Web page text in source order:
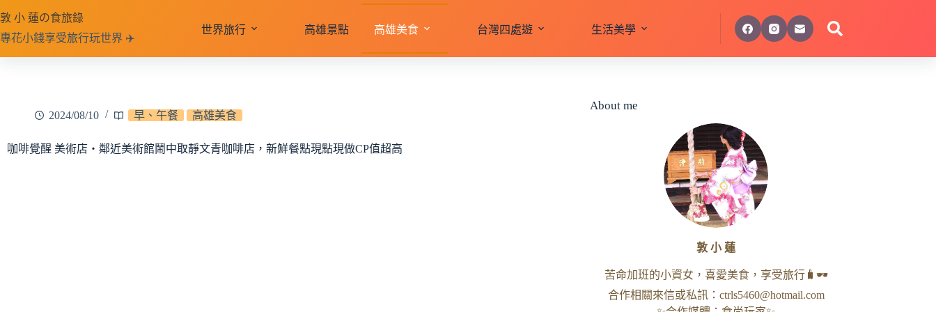
至
主
要
敦 小 蓮の食旅錄
專花小錢享受旅行玩世界 ✈️
世界旅行 高雄景點 高雄美食 台灣四處遊 生活美學
2024/08/10 早、午餐 高雄美食
咖啡覺醒 美術店‧鄰近美術館鬧中取靜文青咖啡店，新鮮餐點現點現做CP值超高
About me
敦 小 蓮
苦命加班的小資女，喜愛美食，享受旅行🧳🕶
合作相關來信或私訊： ctrls5460@hotmail.com